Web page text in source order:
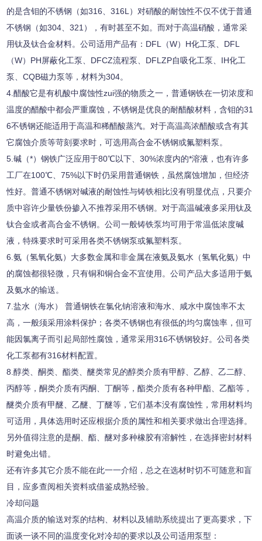
的是含钼的不锈钢（如316 、316L ）对硝酸的耐蚀性不仅不优于普通
不锈钢（如304 、321 ），有时甚至不如。而对于高温硝酸，通常采
用钛及钛合金材料。公司适用产品有： DFL（W）H化工泵、 DFL
（W）PH屏蔽化工泵、 DFCZ流程泵、 DFLZP自吸化工泵、 IH化工
泵、CQB磁力泵等，材料为304。
4.醋酸它是有机酸中腐蚀性zui强的物质之一，普通钢铁在一切浓度和
温度的醋酸中都会严重腐蚀，不锈钢是优良的耐醋酸材料，含钼的31
6不锈钢还能适用于高温和稀醋酸蒸汽。对于高温高浓醋酸或含有其
它腐蚀介质等苛刻要求时，可选用高合金不锈钢或氟塑料泵。
5.碱（*）钢铁广泛应用于80℃以下、30%浓度内的*溶液，也有许多
工厂在100℃ 、75%以下时仍采用普通钢铁，虽然腐蚀增加，但经济
性好。普通不锈钢对碱液的耐蚀性与铸铁相比没有明显优点，只要介
质中容许少量铁份掺入不推荐采用不锈钢。对于高温碱液多采用钛及
钛合金或者高合金不锈钢。公司一般铸铁泵均可用于常温低浓度碱
液，特殊要求时可采用各类不锈钢泵或氟塑料泵。
6.氨（氢氧化氨）大多数金属和非金属在液氨及氨水（氢氧化氨）中
的腐蚀都很轻微，只有铜和铜合金不宜使用。公司产品大多适用于氨
及氨水的输送。
7.盐水（海水）
普通钢铁在氯化钠溶液和海水、咸水中腐蚀率不太
高，一般须采用涂料保护；各类不锈钢也有很低的均匀腐蚀率，但可
能因氯离子而引起局部性腐蚀，通常采用316不锈钢较好。公司各类
化工泵都有316材料配置。
8.醇类、酮类、酯类、醚类常见的醇类介质有甲醇、乙醇、乙二醇、
丙醇等，酮类介质有丙酮、丁酮等，酯类介质有各种甲酯、乙酯等，
醚类介质有甲醚、乙醚、丁醚等，它们基本没有腐蚀性，常用材料均
可适用，具体选用时还应根据介质的属性和相关要求做出合理选择。
另外值得注意的是酮、酯、醚对多种橡胶有溶解性，在选择密封材料
时避免出错。
还有许多其它介质不能在此一一介绍，总之在选材时切不可随意和盲
目，应多查阅相关资料或借鉴成熟经验。
冷却问题
高温介质的输送对泵的结构、材料以及辅助系统提出了更高要求，下
面谈一谈不同的温度变化对冷却的要求以及公司适用泵型：